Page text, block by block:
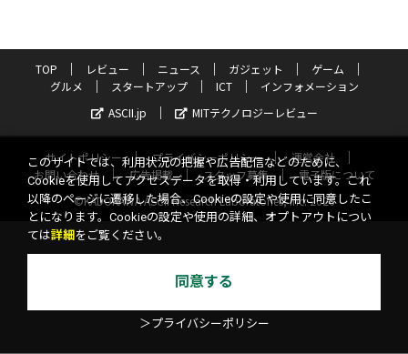
TOP レビュー ニュース ガジェット
ゲーム
グルメ
スタートアップ ICT
インフォメーション
ASCII.jp
MITテクノロジーレビュー
サイトポリシー プライバシーポリシー
運営会社
お問い合わせ
広告掲載 スタッフ募集
電子版について
©KADOKAWA ASCII Research Laboratories, Inc. 2026
このサイトでは、利用状況の把握や広告配信などのために、
Cookieを使用してアクセスデータを取得・利用しています。これ
以降のページに遷移した場合、Cookieの設定や使用に同意したこ
とになります。Cookieの設定や使用の詳細、オプトアウトについ
ては詳細 をご覧ください。
同意する
＞プライバシーポリシー